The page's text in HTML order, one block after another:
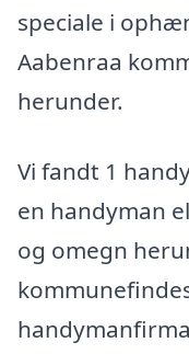
speciale i
Aabenraa
herunder.
Vi fandt 1
en handyman
og omegn